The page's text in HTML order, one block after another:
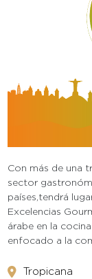
Con más de una
sector
países,tendrá
Excelencias
árabe en la
enfocado a la
Tropicana